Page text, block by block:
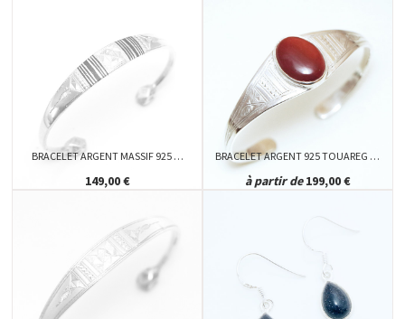
BRACELET ARGENT MASSIF 925 …
149,00 €
BRACELET ARGENT 925 TOUAREG …
à partir de 199,00 €